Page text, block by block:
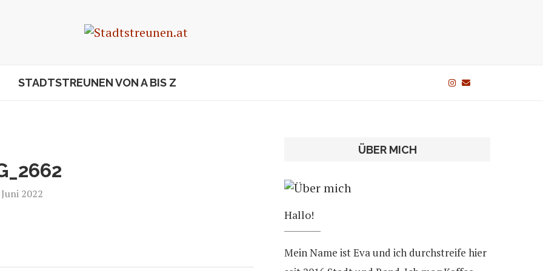
STADTSTREUNEN VON A BIS Z
2022
ÜBER MICH
Hallo!
Mein Name ist Eva und ich durchstreife hier